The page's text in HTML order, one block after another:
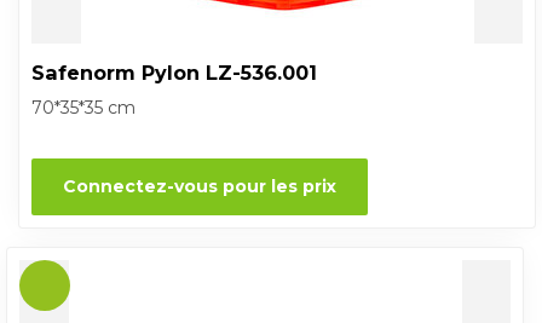
Safenorm Pylon LZ-536.001
70*35*35 cm
Connectez-vous pour les prix